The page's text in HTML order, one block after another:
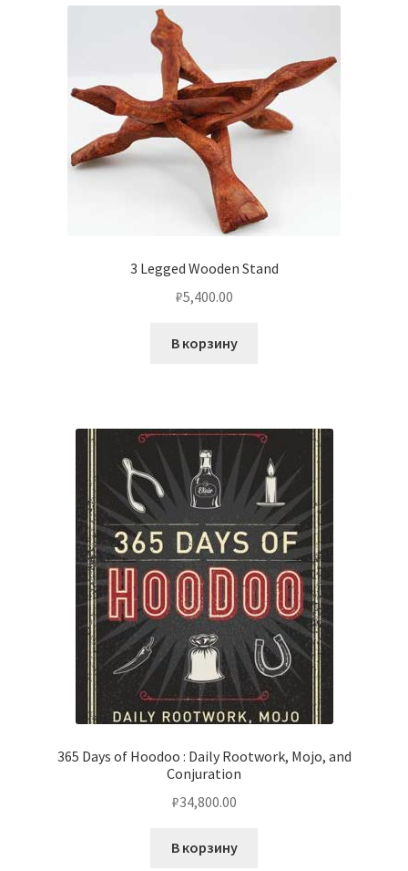
3 Legged Wooden Stand
₽5,400.00
В корзину
365 Days of Hoodoo : Daily Rootwork, Mojo, and
Conjuration
₽34,800.00
В корзину